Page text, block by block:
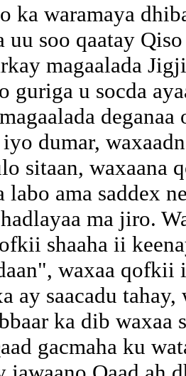
ka waramaya
uu soo qaatay
magaalada
guriga u socda
deganaa
dumar,
sitaan, waxaana
labo ama saddex
ma jiro.
shaaha ii
waxaa
ay saacadu
ka dib waxaa
gacmaha ku